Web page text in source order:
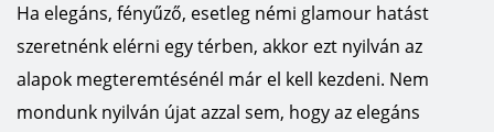
Ha elegáns, fényűző, esetleg némi glamour hatást
szeretnénk elérni egy térben, akkor ezt nyilván az
alapok megteremtésénél már el kell kezdeni. Nem
mondunk nyilván újat azzal sem, hogy az elegáns